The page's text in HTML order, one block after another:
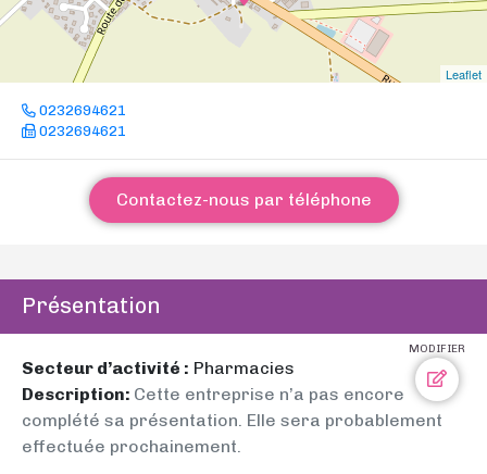
Leaflet
0232694621
0232694621
Contactez-nous par téléphone
Présentation
MODIFIER
Secteur d’activité : Pharmacies
Description: Cette entreprise n’a pas encore
complété sa présentation. Elle sera probablement
effectuée prochainement.